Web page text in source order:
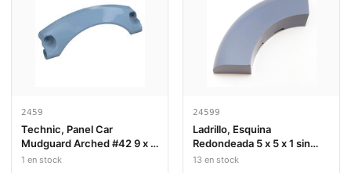
2459
Technic, Panel Car
Mudguard Arched #42 9 x 2
x 3 Rounded Top
1 en stock
24599
Ladrillo, Esquina
Redondeada 5 x 5 x 1 sin
Espigas
13 en stock